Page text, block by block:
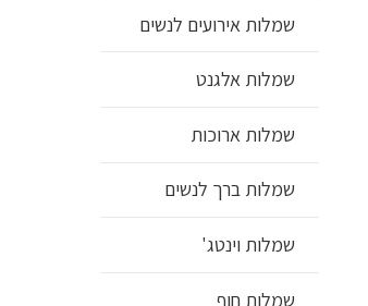
שמלות אירועים לנשים
שמלות אלגנט
שמלות ארוכות
שמלות ברך לנשים
שמלות וינטג'
שמלות חוף